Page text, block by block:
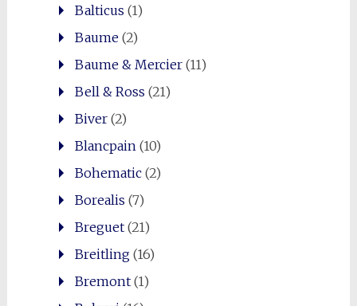
Balticus (1)
Baume(2)
Baume & Mercier(11)
Bell & Ross (21)
Biver(2)
Blancpain (10)
Bohematic(2)
Borealis (7)
Breguet(21)
Breitling(16)
Bremont(1)